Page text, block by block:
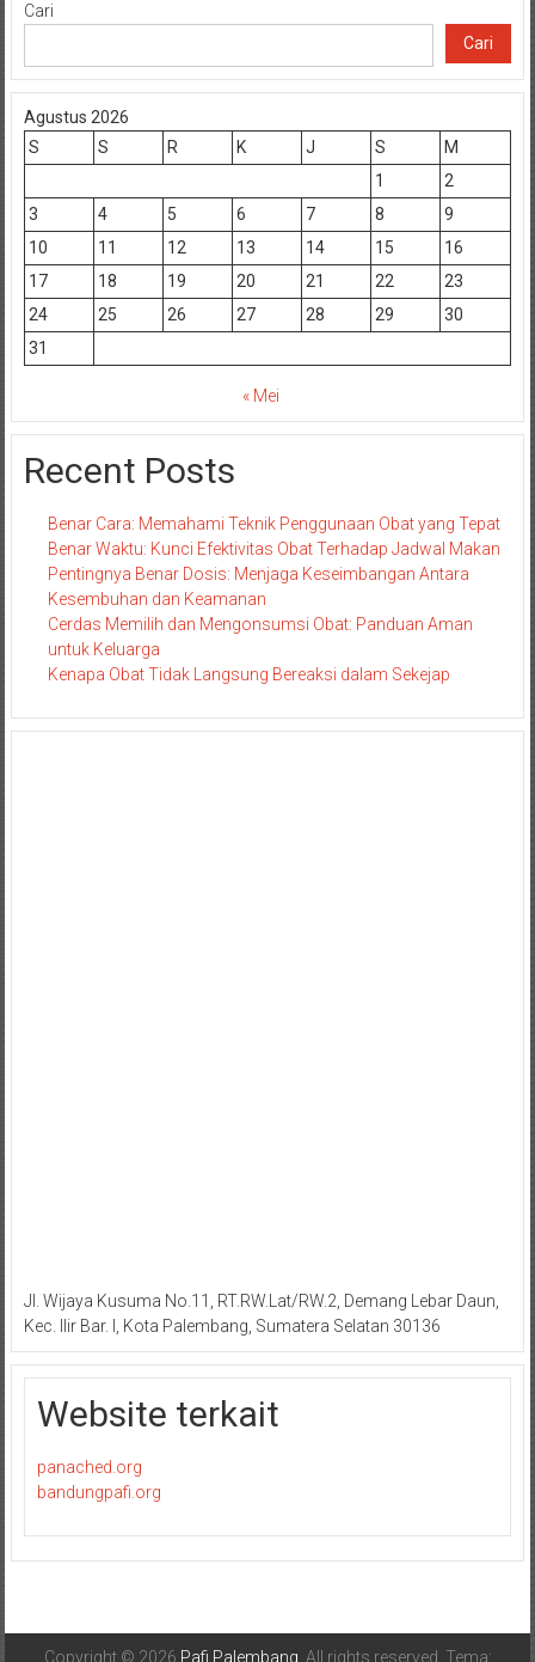
Cari
Cari
Agustus 2026
S
S R K J S
M
1
2
3
4 5 6 7 8
9
10
11 12 13 14 15
16
17
18 19 20 21 22
23
24
25 26 27 28 29
30
31
« Mei
Recent Posts
Benar Cara: Memahami Teknik Penggunaan Obat yang Tepat
Benar Waktu: Kunci Efektivitas Obat Terhadap Jadwal Makan
Pentingnya Benar Dosis: Menjaga Keseimbangan Antara
Kesembuhan dan Keamanan
Cerdas Memilih dan Mengonsumsi Obat: Panduan Aman
untuk Keluarga
Kenapa Obat Tidak Langsung Bereaksi dalam Sekejap
Jl. Wijaya Kusuma No.11, RT.RW.Lat/RW.2, Demang Lebar Daun,
Kec. Ilir Bar. I, Kota Palembang, Sumatera Selatan 30136
Website terkait
panached.org
bandungpafi.org
Copyright © 2026 Pafi Palembang . All rights reserved. Tema: